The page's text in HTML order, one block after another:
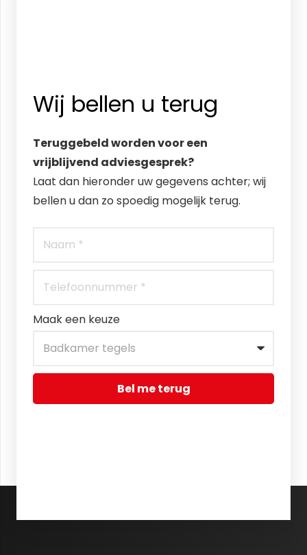
Wij bellen u terug
Teruggebeld worden voor een
vrijblijvend adviesgesprek?
Laat dan hieronder uw gegevens achter; wij
bellen u dan zo spoedig mogelijk terug.
Maak een keuze
Bel me terug